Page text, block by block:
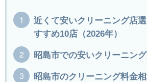
近くて安いクリーニング店
すすめ10店（2026年）
昭島市での安いクリーニン
昭島市のクリーニング料金